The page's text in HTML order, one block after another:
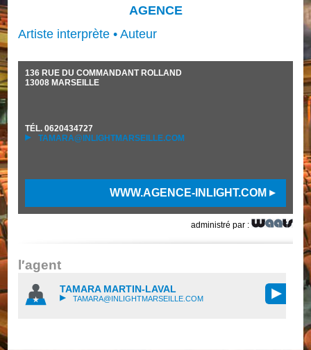
AGENCE
Artiste interprète • Auteur
136 RUE DU COMMANDANT ROLLAND
13008 MARSEILLE
TÉL.0620434727
TAMARA@INLIGHTMARSEILLE.COM
WWW.AGENCE-INLIGHT.COM
administré par :
l′agent
TAMARA MARTIN-LAVAL
TAMARA@INLIGHTMARSEILLE.COM